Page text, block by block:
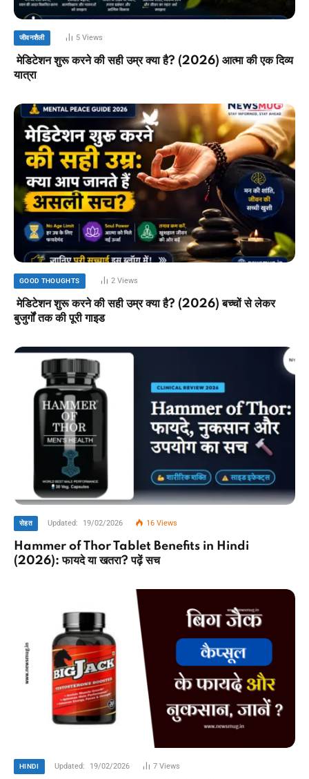
जीवनशैली 5 Views
मेडिटेशन शुरू करने की सही उम्र क्या है? (2026) आत्मा की एक दिव्य
यात्रा
GOOD THOUGHTS 2 Views
मेडिटेशन शुरू करने की सही उम्र क्या है? (2026) बच्चों से लेकर
बुजुर्गों तक की पूरी गाइड
सेहत Updated: 19/02/2026 16Views
Hammer of Thor Tablet Benefits in Hindi
(2026): फायदे या खतरा? पढ़ें सच
HINDI Updated: 19/02/2026 7 Views